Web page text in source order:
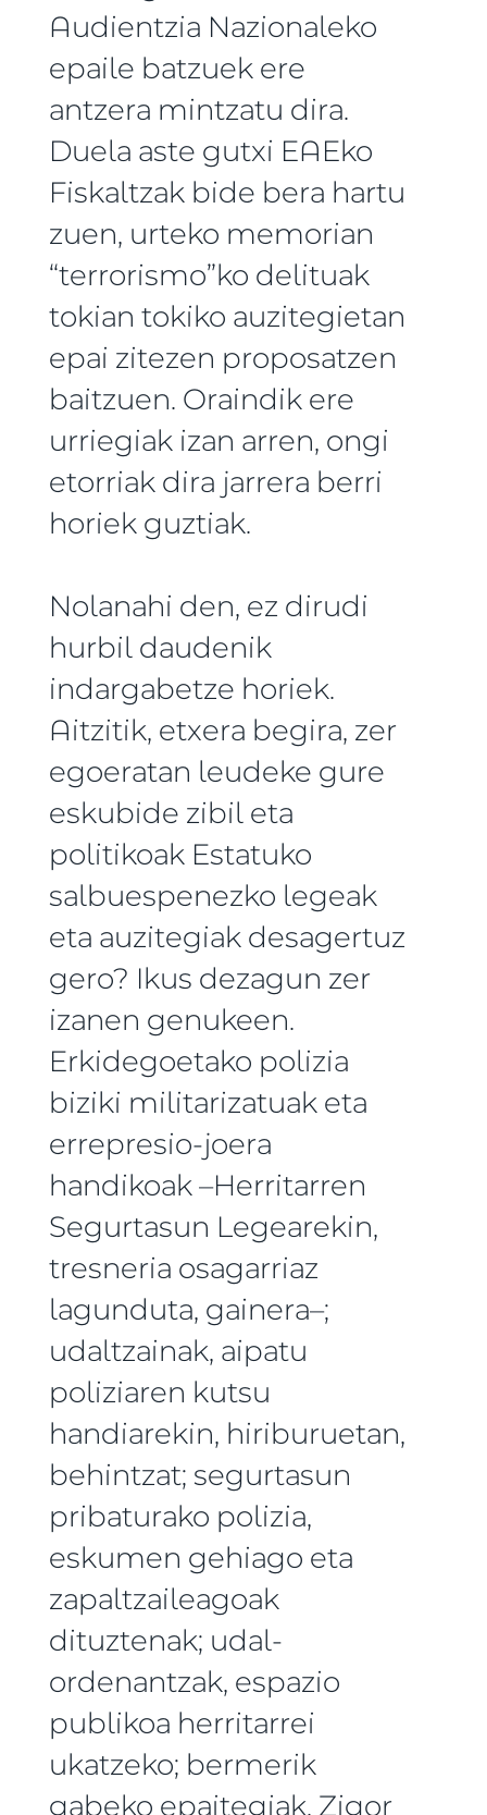
Audientzia Nazionaleko
epaile batzuek ere
antzera mintzatu dira.
Duela aste gutxi EAEko
Fiskaltzak bide bera hartu
zuen, urteko memorian
“terrorismo”ko delituak
tokian tokiko auzitegietan
epai zitezen proposatzen
baitzuen. Oraindik ere
urriegiak izan arren, ongi
etorriak dira jarrera berri
horiek guztiak.
Nolanahi den, ez dirudi
hurbil daudenik
indargabetze horiek.
Aitzitik, etxera begira, zer
egoeratan leudeke gure
eskubide zibil eta
politikoak Estatuko
salbuespenezko legeak
eta auzitegiak desagertuz
gero? Ikus dezagun zer
izanen genukeen.
Erkidegoetako polizia
biziki militarizatuak eta
errepresio-joera
handikoak –Herritarren
Segurtasun Legearekin,
tresneria osagarriaz
lagunduta, gainera–;
udaltzainak, aipatu
poliziaren kutsu
handiarekin, hiriburuetan,
behintzat; segurtasun
pribaturako polizia,
eskumen gehiago eta
zapaltzaileagoak
dituztenak; udal-
ordenantzak, espazio
publikoa herritarrei
ukatzeko; bermerik
gabeko epaitegiak, Zigor